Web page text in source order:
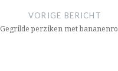
VORIGE BERICHT
Gegrilde perziken met